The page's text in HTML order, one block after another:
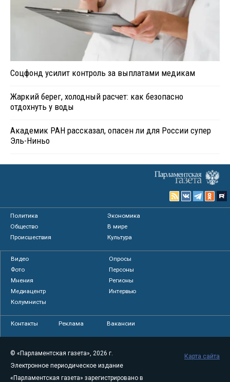
Соцфонд усилит контроль за выплатами медикам
Жаркий берег, холодный расчет: как безопасно
отдохнуть у воды
Академик РАН рассказал, опасен ли для России супер
Эль-Ниньо
Политика
Экономика
Общество
В мире
Происшествия
Культура
Видео
Опросы
Фото
Персоны
Мнения
Регионы
Медиацентр
Интервью
Колумнисты
Контакты Реклама Вакансии
© «Парламентская газета», 2026 г.
Электронное периодическое издание
«Парламентская газета» зарегистрировано в
Карта сайта